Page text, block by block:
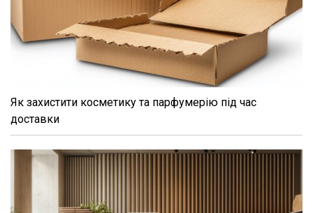
Як захистити косметику та парфумерію під час
доставки